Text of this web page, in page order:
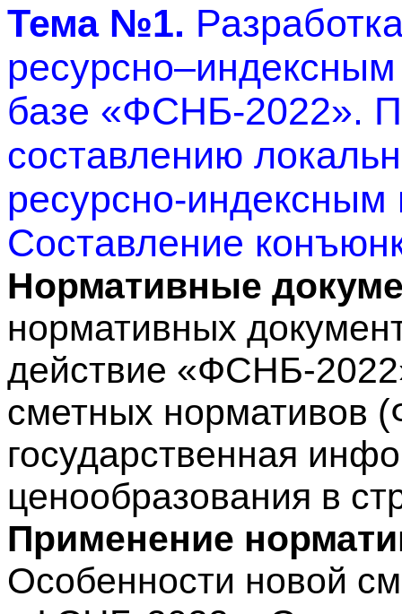
Тема №1.
базе «ФСНБ-2022».
составлению
ресурсно-
Составление
Нормативные
нормативных
действие «ФСНБ-
сметных нормативов
государственная
ценообразования в
Применение
Особенности новой